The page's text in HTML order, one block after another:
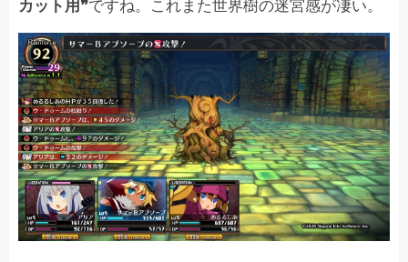
カット用❞